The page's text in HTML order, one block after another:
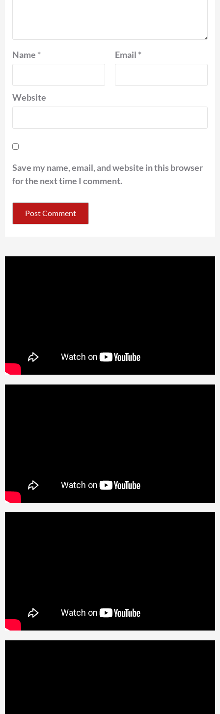
Name * Email *
Website
Save my name, email, and website in this browser
for the next time I comment.